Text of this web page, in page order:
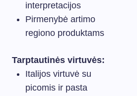
interpretacijos
Pirmenybė artimo
regiono produktams
Tarptautinės virtuvės:
Italijos virtuvė su
picomis ir pasta